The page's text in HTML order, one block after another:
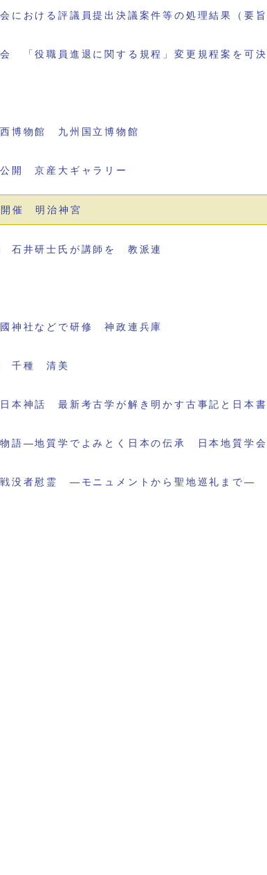
における評議員提出決議案件等の処理結果（要旨
「役職員進退に関する規程」変更規程案を可決
博物館 九州国立博物館
開 京産大ギャラリー
催 明治神宮
石井研士氏が講師を 教派連
神社などで研修 神政連兵庫
千種 清美
日本神話 最新考古学が解き明かす古事記と日本
物語―地質学でよみとく日本の伝承 日本地質学会
戦没者慰霊 ―モニュメントから聖地巡礼まで―